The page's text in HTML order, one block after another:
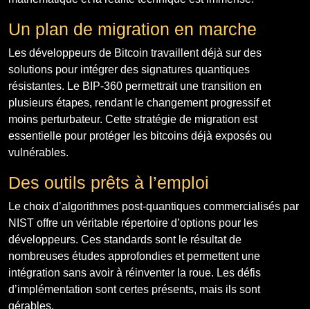
Un plan de migration en marche
Les développeurs de Bitcoin travaillent déjà sur des
solutions pour intégrer des signatures quantiques
résistantes. Le BIP-360 permettrait une transition en
plusieurs étapes, rendant le changement progressif et
moins perturbateur. Cette stratégie de migration est
essentielle pour protéger les bitcoins déjà exposés ou
vulnérables.
Des outils prêts à l’emploi
Le choix d’algorithmes post-quantiques commercialisés par
NIST offre un véritable répertoire d’options pour les
développeurs. Ces standards sont le résultat de
nombreuses études approfondies et permettent une
intégration sans avoir à réinventer la roue. Les défis
d’implémentation sont certes présents, mais ils sont
gérables.